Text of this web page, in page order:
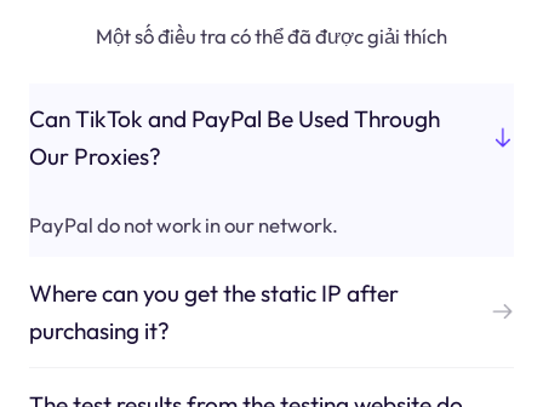
Một số điều tra có thể đã được giải thích
Can TikTok and PayPal Be Used Through
Our Proxies?
PayPal do not work in our network.
Where can you get the static IP after
purchasing it?